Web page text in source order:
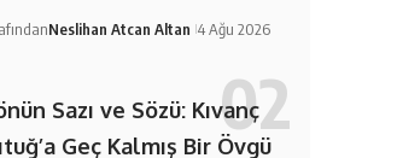
Neslihan Atcan Altan 4 Ağu 2026
Sazı ve Sözü: Kıvanç
Geç Kalmış Bir Övgü